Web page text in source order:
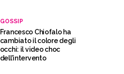
GOSSIP
Francesco Chiofalo ha
cambiato il colore degli
occhi: il video choc
dell’intervento